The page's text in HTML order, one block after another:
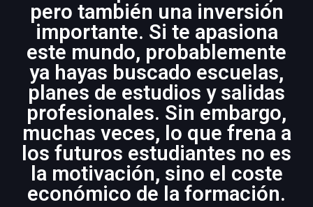
pero también una inversión
importante. Si te apasiona
este mundo, probablemente
ya hayas buscado escuelas,
planes de estudios y salidas
profesionales. Sin embargo,
muchas veces, lo que frena a
los futuros estudiantes no es
la motivación, sino el coste
económico de la formación.